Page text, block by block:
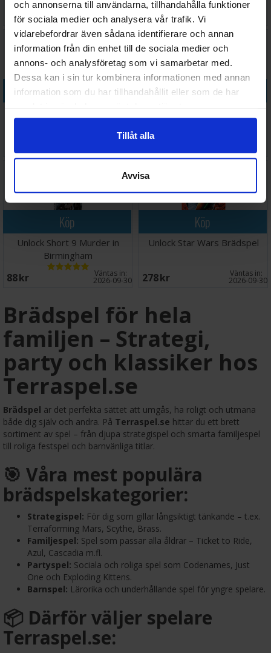
och annonserna till användarna, tillhandahålla funktioner
för sociala medier och analysera vår trafik. Vi
vidarebefordrar även sådana identifierare och annan
information från din enhet till de sociala medier och
annons- och analysföretag som vi samarbetar med.
Dessa kan i sin tur kombinera informationen med annan
information som du har tillhandahållit eller som de har
Tillåt alla
Avvisa
88 SEK I lager:13 88 SEK
Köp Köp
I lager:
Köp
Unlock Short 9 Murder in
Birmingham
88 SEK Väntas in:
2026-09-30
Köp
Unlock Star Wars Brädspel
278 SEK Väntas in:
2026-09-30
Brädspel för hela
familjen – Strategi,
party och klassiker hos
Terraspel.se
Brädspel är det perfekta sättet att umgås, ha roligt och utmana
både dig själv och andra. På Terraspel.se hittar du ett brett
sortiment av spel – från djupa strategispel och smarta familjespel
till roliga festspel och barnvänliga titlar.
🎯 Våra mest populära
brädspelskategorier:
Strategispel: För dig som gillar långsiktigt tänkande – t.ex.
Terraforming Mars, Scythe, Brass.
Familjespel: Spel som passar alla åldrar – Ticket to Ride,
Azul, Cascadia m.fl.
Partyspel: Sociala och roliga spel som Codenames, Just
One och Exploding Kittens.
Barnspel: Lärorika och underhållande spel för yngre spelare.
📦 Därför väljer spelare
Terraspel.se: